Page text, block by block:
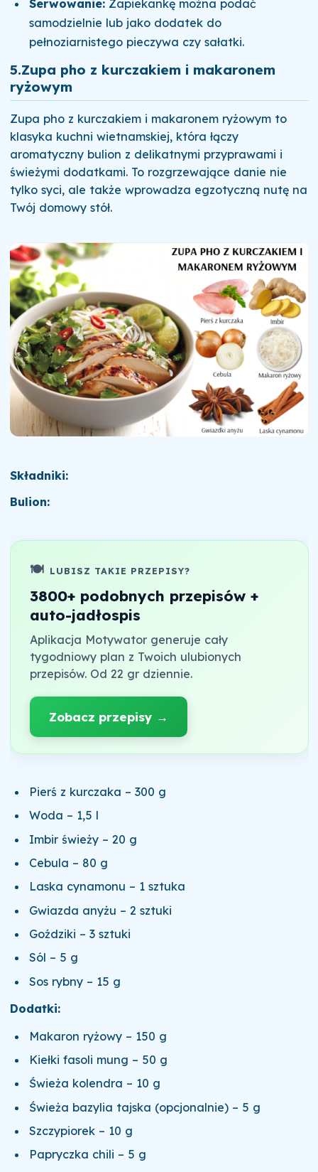
Serwowanie: Zapiekankę można podać
samodzielnie lub jako dodatek do
pełnoziarnistego pieczywa czy sałatki.
5.Zupa pho z kurczakiem i makaronem
ryżowym
Zupa pho z kurczakiem i makaronem ryżowym to
klasyka kuchni wietnamskiej, która łączy
aromatyczny bulion z delikatnymi przyprawami i
świeżymi dodatkami. To rozgrzewające danie nie
tylko syci, ale także wprowadza egzotyczną nutę na
Twój domowy stół.
Składniki:
Bulion:
🍽️ LUBISZ TAKIE PRZEPISY?
3800+ podobnych przepisów +
auto-jadłospis
Aplikacja Motywator generuje cały
tygodniowy plan z Twoich ulubionych
przepisów. Od 22 gr dziennie.
Zobacz przepisy →
Pierś z kurczaka – 300 g
Woda – 1,5 l
Imbir świeży – 20 g
Cebula – 80 g
Laska cynamonu – 1 sztuka
Gwiazda anyżu – 2 sztuki
Goździki – 3 sztuki
Sól – 5 g
Sos rybny – 15 g
Dodatki:
Makaron ryżowy – 150 g
Kiełki fasoli mung – 50 g
Świeża kolendra – 10 g
Świeża bazylia tajska (opcjonalnie) – 5 g
Szczypiorek – 10 g
Papryczka chili – 5 g